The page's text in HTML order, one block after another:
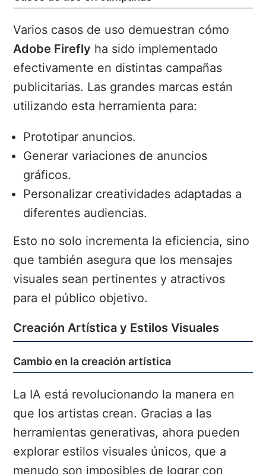
Varios casos de uso demuestran cómo
Adobe Firefly ha sido implementado
efectivamente en distintas campañas
publicitarias. Las grandes marcas están
utilizando esta herramienta para:
Prototipar anuncios.
Generar variaciones de anuncios
gráficos.
Personalizar creatividades adaptadas a
diferentes audiencias.
Esto no solo incrementa la eficiencia, sino
que también asegura que los mensajes
visuales sean pertinentes y atractivos
para el público objetivo.
Creación Artística y Estilos Visuales
Cambio en la creación artística
La IA está revolucionando la manera en
que los artistas crean. Gracias a las
herramientas generativas, ahora pueden
explorar estilos visuales únicos, que a
menudo son imposibles de lograr con